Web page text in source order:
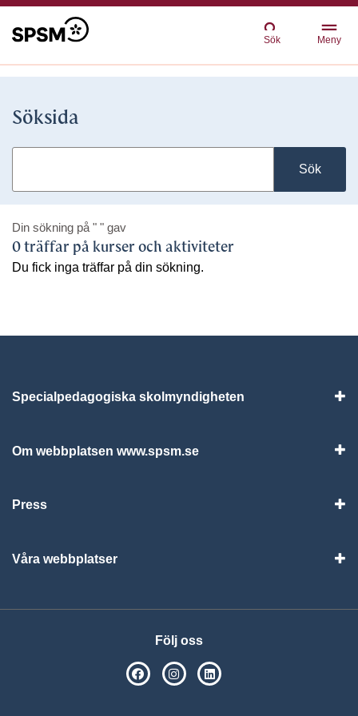
Sök Meny
Söksida
Sök
Din sökning på " " gav
0 träffar på kurser och aktiviteter
Du fick inga träffar på din sökning.
Specialpedagogiska skolmyndigheten
Om webbplatsen www.spsm.se
Press
Våra webbplatser
Följ oss
SPSM på Facebook
SPSM på Instagram